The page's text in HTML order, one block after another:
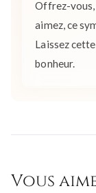
Offrez-vous,
aimez, ce
Laissez
bonheur.
Vous